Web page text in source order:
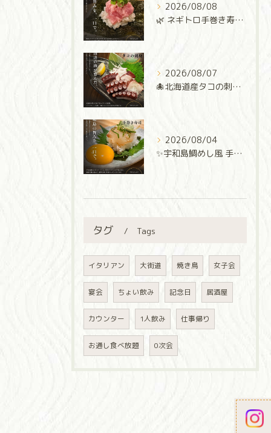
2026/08/08
🌿 ネギトロ手巻き寿司 🌿
2026/08/07
🐙北海道産タコの刺身🐙
2026/08/04
✨宇和島鯛めし風 手巻き寿司✨
タグ Tags
イタリアン 大街道 焼き鳥 女子会
宴会 ちょい飲み 記念日 居酒屋
カウンター 1人飲み 仕事帰り
お通し食べ放題 0次会